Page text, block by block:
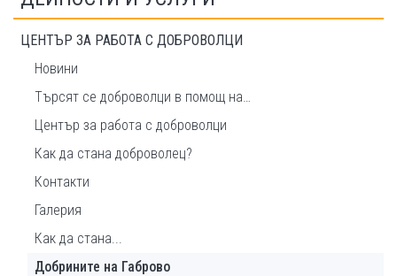
ЦЕНТЪР ЗА РАБОТА С ДОБРОВОЛЦИ
Новини
Търсят се доброволци в помощ на…
Център за работа с доброволци
Как да стана доброволец?
Контакти
Галерия
Как да стана...
Добрините на Габрово